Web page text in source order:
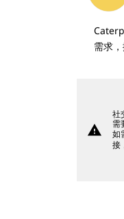
需求
warning
社
需
如
接